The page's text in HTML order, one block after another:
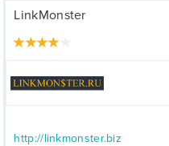
LinkMonster
http://linkmonster.biz